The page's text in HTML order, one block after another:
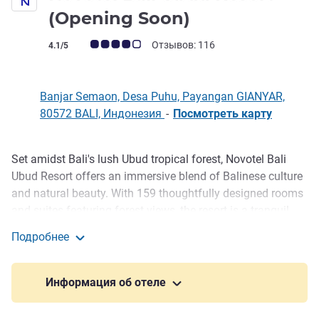
(Opening Soon)
Примечание: отзывы клиентов (Рейтинг ALL)
4.1/5 Отзывов: 116
Banjar Semaon, Desa Puhu, Payangan GIANYAR,
80572 BALI, Индонезия - Посмотреть карту
Описание
Set amidst Bali's lush Ubud tropical forest, Novotel Bali
Ubud Resort offers an immersive blend of Balinese culture
and natural beauty. With 159 thoughtfully designed rooms
restaurant, vibrant Social Hub, fitness room, kids'
playground, stunning wedding pavilion, and infinity pools
with sweeping panoramas, creating a harmonious space
Подробнее
Информация об отеле